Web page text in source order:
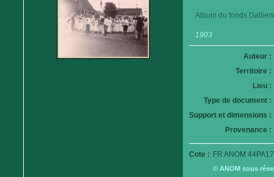
Album du fonds
1903
Auteur :
Territoire :
Lieu :
Type de document :
Support et dimensions :
Provenance :
Cote : FR ANOM
© ANOM sous